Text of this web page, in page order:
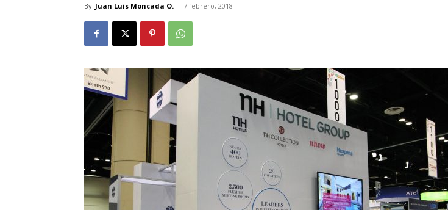
By Juan Luis Moncada O. - 7 febrero, 2018